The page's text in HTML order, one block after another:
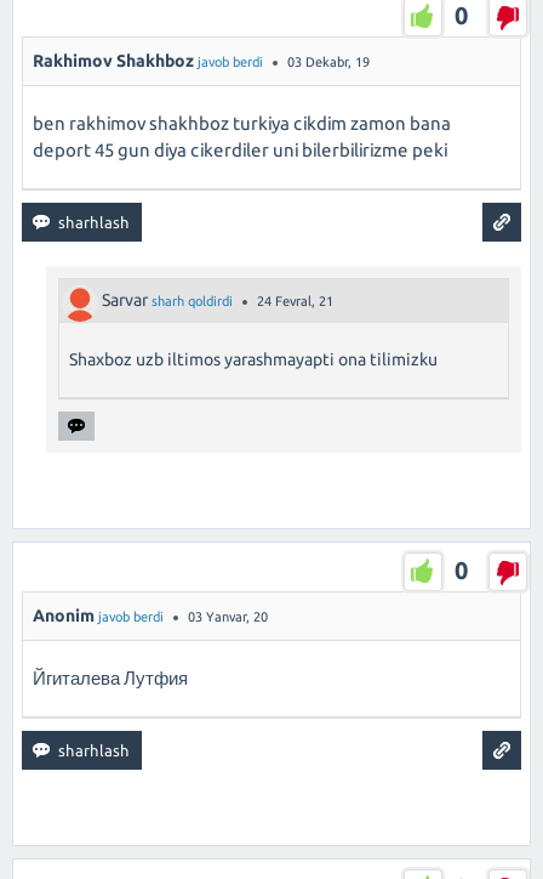
0
Rakhimov Shakhboz javob berdi 03 Dekabr, 19
ben rakhimov shakhboz turkiya cikdim zamon bana
deport 45 gun diya cikerdiler uni bilerbilirizme peki
Sarvar sharh qoldirdi 24 Fevral, 21
Shaxboz uzb iltimos yarashmayapti ona tilimizku
0
Anonim javob berdi 03 Yanvar, 20
Йгиталева Лутфия